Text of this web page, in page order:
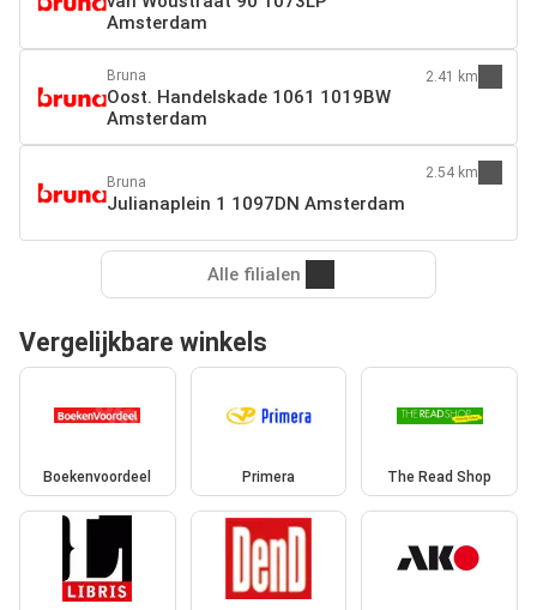
Amsterdam
Bruna
Oost. Handelskade 1061 1019BW
Amsterdam
2.41 km
Bruna
Julianaplein 1 1097DN Amsterdam
2.54 km
Alle filialen
Vergelijkbare winkels
Boekenvoordeel Primera The Read Shop